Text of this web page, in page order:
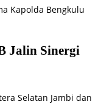
Jalin Sinergi
Selatan Jambi dan